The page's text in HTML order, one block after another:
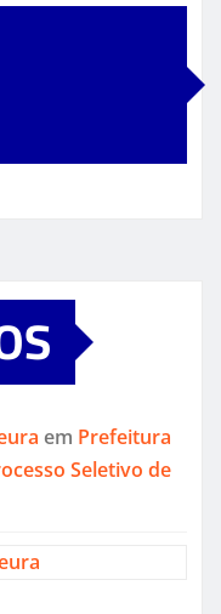
em Prefeitura
Seletivo de